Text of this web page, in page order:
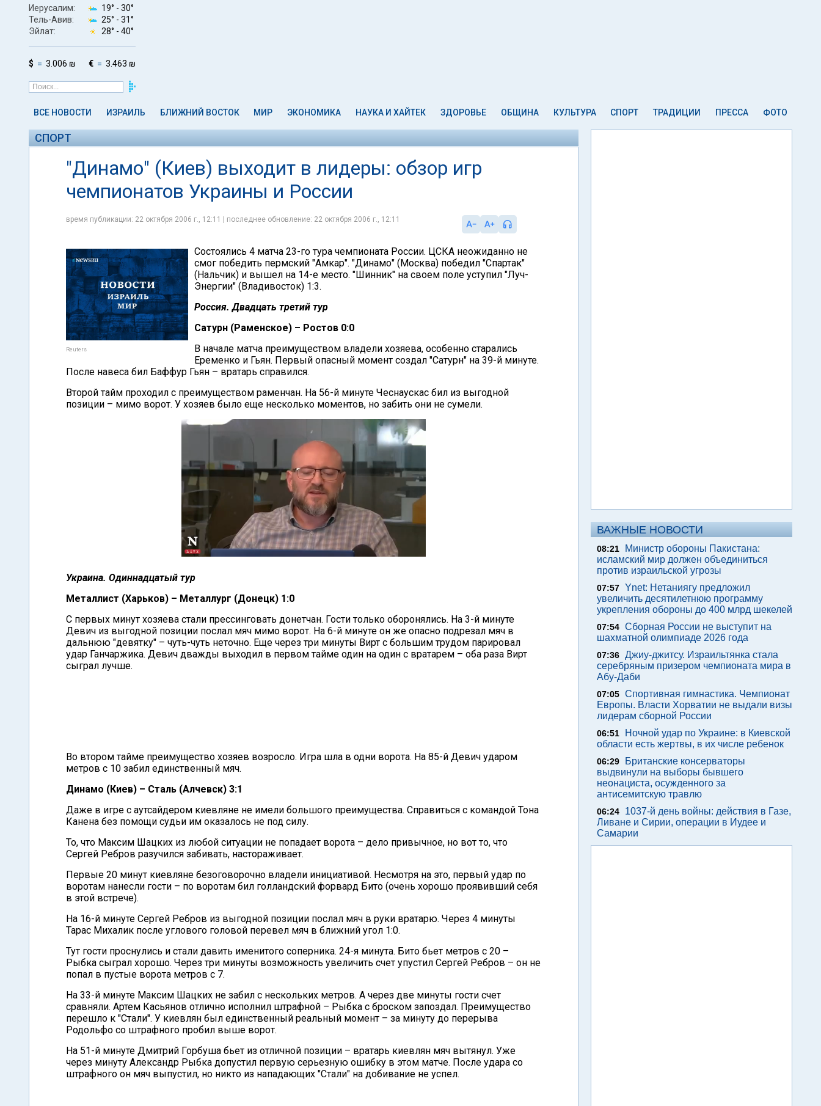
Иерусалим: 19° - 30°
Тель-Авив:
25° - 31°
Эйлат:
28° - 40°
$ 3.006 ₪ € 3.463 ₪
ВСЕ НОВОСТИ ИЗРАИЛЬ БЛИЖНИЙ ВОСТОК МИР ЭКОНОМИКА НАУКА И ХАЙТЕК ЗДОРОВЬЕ ОБЩИНА КУЛЬТУРА СПОРТ ТРАДИЦИИ ПРЕССА ФОТО
СПОРТ
"Динамо" (Киев) выходит в лидеры: обзор игр
чемпионатов Украины и России
время публикации: 22 октября 2006 г., 12:11 | последнее обновление: 22 октября 2006 г., 12:11
Reuters
Состоялись 4 матча 23-го тура чемпионата России. ЦСКА неожиданно не
смог победить пермский "Амкар". "Динамо" (Москва) победил "Спартак"
(Нальчик) и вышел на 14-е место. "Шинник" на своем поле уступил "Луч-
Энергии" (Владивосток) 1:3.
Россия. Двадцать третий тур
Сатурн (Раменское) – Ростов 0:0
В начале матча преимуществом владели хозяева, особенно старались
Еременко и Гьян. Первый опасный момент создал "Сатурн" на 39-й минуте.
После навеса бил Баффур Гьян – вратарь справился.
Второй тайм проходил с преимуществом раменчан. На 56-й минуте Чеснаускас бил из выгодной
позиции – мимо ворот. У хозяев было еще несколько моментов, но забить они не сумели.
Украина. Одиннадцатый тур
Металлист (Харьков) – Металлург (Донецк) 1:0
С первых минут хозяева стали прессинговать донетчан. Гости только оборонялись. На 3-й минуте
Девич из выгодной позиции послал мяч мимо ворот. На 6-й минуте он же опасно подрезал мяч в
дальнюю "девятку" – чуть-чуть неточно. Еще через три минуты Вирт с большим трудом парировал
удар Ганчаржика. Девич дважды выходил в первом тайме один на один с вратарем – оба раза Вирт
сыграл лучше.
Во втором тайме преимущество хозяев возросло. Игра шла в одни ворота. На 85-й Девич ударом
метров с 10 забил единственный мяч.
Динамо (Киев) – Сталь (Алчевск) 3:1
Даже в игре с аутсайдером киевляне не имели большого преимущества. Справиться с командой Тона
Канена без помощи судьи им оказалось не под силу.
То, что Максим Шацких из любой ситуации не попадает ворота – дело привычное, но вот то, что
Сергей Ребров разучился забивать, настораживает.
Первые 20 минут киевляне безоговорочно владели инициативой. Несмотря на это, первый удар по
воротам нанесли гости – по воротам бил голландский форвард Бито (очень хорошо проявивший себя
в этой встрече).
На 16-й минуте Сергей Ребров из выгодной позиции послал мяч в руки вратарю. Через 4 минуты
Тарас Михалик после углового головой перевел мяч в ближний угол 1:0.
Тут гости проснулись и стали давить именитого соперника. 24-я минута. Бито бьет метров с 20 –
Рыбка сыграл хорошо. Через три минуты возможность увеличить счет упустил Сергей Ребров – он не
попал в пустые ворота метров с 7.
На 33-й минуте Максим Шацких не забил с нескольких метров. А через две минуты гости счет
сравняли. Артем Касьянов отлично исполнил штрафной – Рыбка с броском запоздал. Преимущество
перешло к "Стали". У киевлян был единственный реальный момент – за минуту до перерыва
Родольфо со штрафного пробил выше ворот.
На 51-й минуте Дмитрий Горбуша бьет из отличной позиции – вратарь киевлян мяч вытянул. Уже
через минуту Александр Рыбка допустил первую серьезную ошибку в этом матче. После удара со
штрафного он мяч выпустил, но никто из нападающих "Стали" на добивание не успел.
ВАЖНЫЕ НОВОСТИ
08:21
Министр обороны Пакистана:
исламский мир должен объединиться
против израильской угрозы
07:57 Ynet: Нетаниягу предложил
увеличить десятилетнюю программу
укрепления обороны до 400 млрд шекелей
07:54 Сборная России не выступит на
шахматной олимпиаде 2026 года
07:36 Джиу-джитсу. Израильтянка стала
серебряным призером чемпионата мира в
Абу-Даби
07:05 Спортивная гимнастика. Чемпионат
Европы. Власти Хорватии не выдали визы
лидерам сборной России
06:51
Ночной удар по Украине: в Киевской
области есть жертвы, в их числе ребенок
06:29
Британские консерваторы
выдвинули на выборы бывшего
неонациста, осужденного за
антисемитскую травлю
06:24
1037-й день войны: действия в Газе,
Ливане и Сирии, операции в Иудее и
Самарии